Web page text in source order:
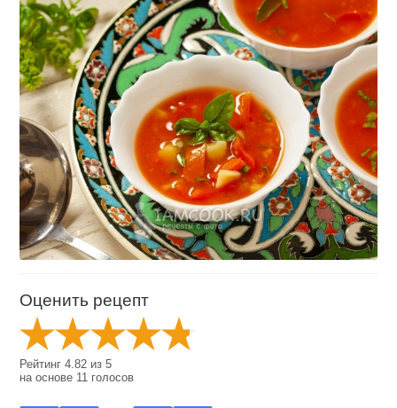
Оценить рецепт
Рейтинг4.82 из5
на основе 11 голосов